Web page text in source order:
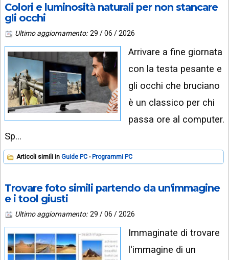
VIDEO
ARGOMENTI:
IPHONE
ANDROID
AI
APPS
APPS
WINDOWS
STRUMENTI
WEB
INSTAGRAM
NEWS
LINKEDIN
Colori e luminosità naturali per non stancare
gli occhi
Ultimo aggiornamento: 29 / 06 / 2026
Arrivare a fine giornata
con la testa pesante e
gli occhi che bruciano
è un classico per chi
passa ore al computer.
Sp…
Articoli simili in Guide PC Programmi PC
Trovare foto simili partendo da un'immagine
e i tool giusti
Ultimo aggiornamento: 29 / 06 / 2026
Immaginate di trovare
l'immagine di un